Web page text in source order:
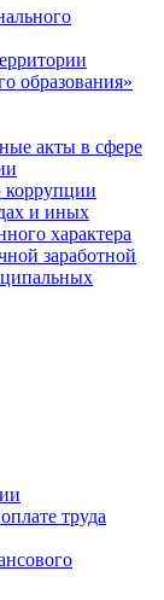
образования»
акты в сфере
и иных
характера
заработной
труда